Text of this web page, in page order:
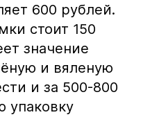
600 рублей.
стоит 150
значение
и вяленую
и за 500-800
упаковку